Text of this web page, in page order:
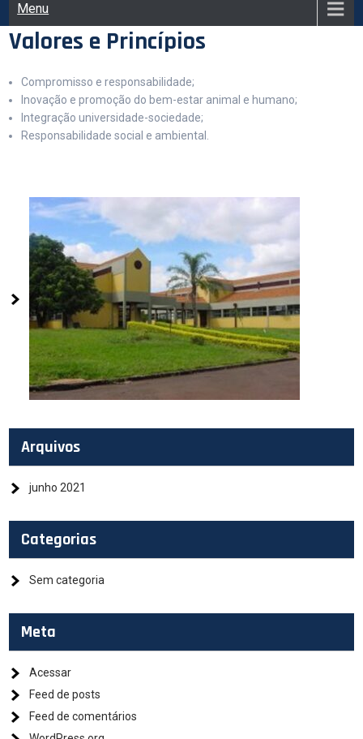
Menu
Valores e Princípios
Compromisso e responsabilidade;
Inovação e promoção do bem-estar animal e humano;
Integração universidade-sociedade;
Responsabilidade social e ambiental.
Arquivos
junho 2021
Categorias
Sem categoria
Meta
Acessar
Feed de posts
Feed de comentários